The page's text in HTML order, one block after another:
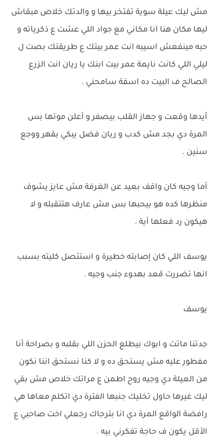
مش ليك عيلة سوية تفتخر بيها و والدتك خلاص مبقاش
ليها مكان هنا انا مكاني مع جواد اللي عشت ع ذكرياته و
حبه مينفعش اسيبه انت عمر بيتك ع طريقتك بصت ل
ليلي اللي كانت نايمة عمر بيت ابنك يا ريان انت الزرع
الصالح ف البيت ده اسفة سامحني .
أيدها وقعت و جهاز القلب بيصفر و أعلن موتها بس
المرة دي بجد مش كدب و ريان فضل يبكي بقهر ووجع
سنين .
أما وجيه كان واقف بعيد عن الغرفة مش عايز يشوف
منظرها كده هو بيحبها بس مش عارف هتتقبله و لا
هيكون رد فعلها أية .
يوسف اللي كان إصابته خطيرة و استئصل كليته بسبب
انها تضررت قعد بهدوء جنب وجيه .
يوسف
جدتنا ماتت و ابوك بيطلع الحزن اللي بقلبه و بصراحة أنا
مفطور عليه مش يستحق ده و لا كنا نستحق اننا نكون
من العيلة دي وجيه روح اطمن ع مراتك خلاص مش بقي
ليك غيرها حاول تخليك جنبها الفترة دي اتكلم معاها هي
رافضة الواقع المرة دي انا بترجاك رجعلي اخت صاحبي ع
الأقل يكون ف حاجة تفكرني بيه .